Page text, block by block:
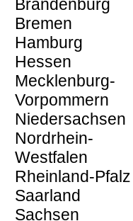
Brandenburg
Bremen
Hamburg
Hessen
Mecklenburg-
Vorpommern
Niedersachsen
Nordrhein-
Westfalen
Rheinland-Pfalz
Saarland
Sachsen